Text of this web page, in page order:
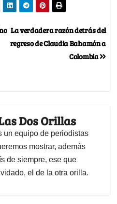
La verdadera razón detrás del
regreso de Claudia Bahamón a
Colombia
Dos Orillas
un equipo de periodistas
mostrar, además
de siempre, ese que
el de la otra orilla.